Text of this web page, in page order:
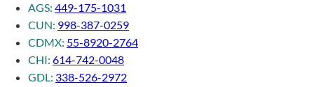
AGS: 449-175-1031
CUN: 998-387-0259
CDMX: 55-8920-2764
CHI: 614-742-0048
GDL: 338-526-2972